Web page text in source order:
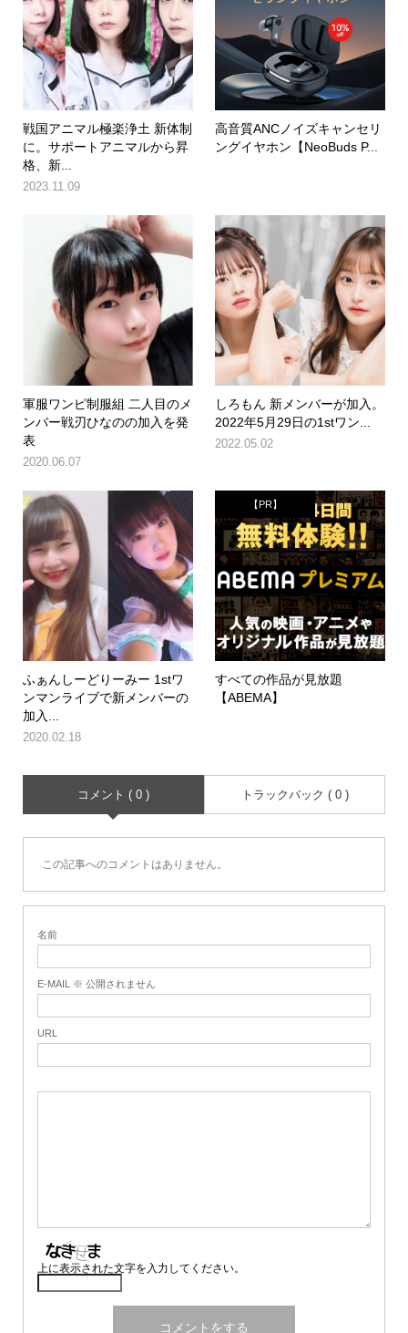
戦国アニマル極楽浄土 新体制
に。サポートアニマルから昇
格、新...
2023.11.09
高音質ANCノイズキャンセリ
ングイヤホン【NeoBuds P...
軍服ワンピ制服組 二人目のメ
ンバー戦刃ひなのの加入を発
表
2020.06.07
しろもん 新メンバーが加入。
2022年5月29日の1stワン...
2022.05.02
ふぁんしーどりーみー 1stワ
ンマンライブで新メンバーの
加入...
2020.02.18
【PR】
すべての作品が見放題
【ABEMA】
コメント ( 0 ) トラックバック ( 0 )
この記事へのコメントはありません。
名前
E-MAIL ※ 公開されません
URL
上に表示された文字を入力してください。